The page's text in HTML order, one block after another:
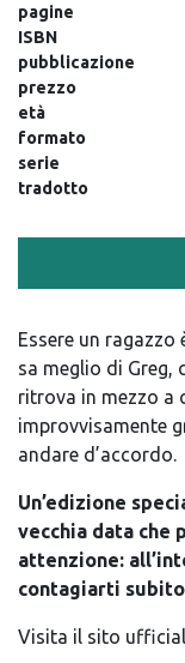
pagine
ISBN
pubblicazione
prezzo
età
formato
serie
tradotto
Essere un
sa meglio di Greg,
ritrova in mezzo a
improvvisamente
andare d’accordo.
Un’edizione
vecchia data che
attenzione:
contagiarti
Visita il sito